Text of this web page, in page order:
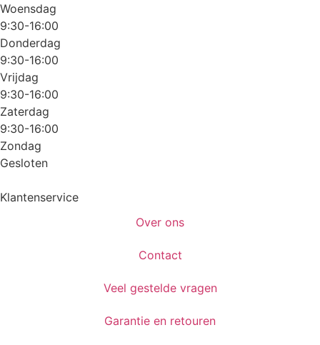
Woensdag
9:30-16:00
Donderdag
9:30-16:00
Vrijdag
9:30-16:00
Zaterdag
9:30-16:00
Zondag
Gesloten
Klantenservice
Over ons
Contact
Veel gestelde vragen
Garantie en retouren